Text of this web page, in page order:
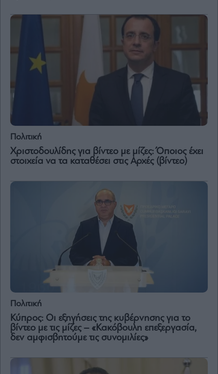
Πολιτική
Χριστοδουλίδης για βίντεο με μίζες: Όποιος έχει
στοιχεία να τα καταθέσει στις Αρχές (βίντεο)
Πολιτική
Κύπρος: Οι εξηγήσεις της κυβέρνησης για το
βίντεο με τις μίζες – «Κακόβουλη επεξεργασία,
δεν αμφισβητούμε τις συνομιλίες»